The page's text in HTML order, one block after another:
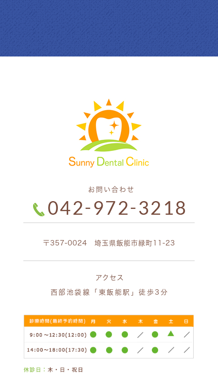
お問い合わせ
〒357-0024 埼玉県飯能市緑町11-23
アクセス
西部池袋線「東飯能駅」徒歩3分